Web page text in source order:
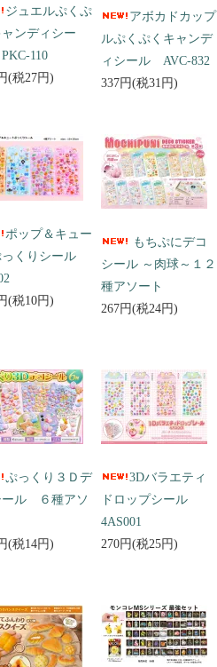
ジュエルぷくぷ
ャンディシー
110
(税27円)
アボカドカップ
ルぷくぷくキャンデ
ィシール AVC-832
337円(税31円)
ポップ＆キュー
っくりシール
(税10円)
もちぷにデコ
シール ～肉球～１２
種アソート
267円(税24円)
ぷっくり３Ｄデ
ール ６種アソ
(税14円)
3Dバラエティ
ドロップシール
4AS001
270円(税25円)